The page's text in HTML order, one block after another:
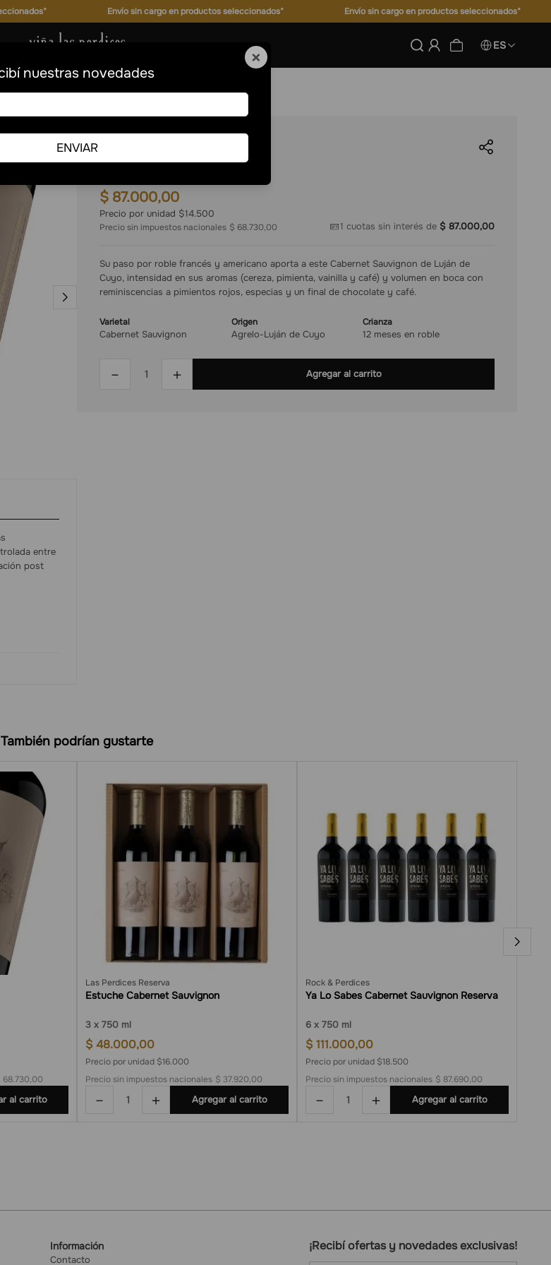
Envío sin cargo en productos seleccionados* Envío sin cargo en productos seleccionados*
ES
entre
post
Cabernet Sauvignon
$ 87.000,00
Precio por unidad $14.500
Precio sin impuestos nacionales $ 68.730,00 1 cuotas sin interés de $ 87.000,00
Su paso por roble francés y americano aporta a este Cabernet Sauvignon de Luján de
Cuyo, intensidad en sus aromas (cereza, pimienta, vainilla y café) y volumen en boca con
reminiscencias a pimientos rojos, especias y un final de chocolate y café.
Varietal
Cabernet Sauvignon
Origen
Agrelo-Luján de Cuyo
Crianza
12 meses en roble
＋
－ Agregar al carrito
También podrían gustarte
68.730,00
al carrito
Las Perdices Reserva
Estuche Cabernet Sauvignon
3 750 ml
$ 48.000,00
Precio por unidad $16.000
Precio sin impuestos nacionales $ 37.920,00
＋
－ Agregar al carrito
Rock & Perdices
Ya Lo Sabes Cabernet Sauvignon Reserva
6 750 ml
$ 111.000,00
Precio por unidad $18.500
Precio sin impuestos nacionales $ 87.690,00
＋
－ Agregar al carrito
Información
Contacto
¡Recibí ofertas y novedades exclusivas!
×
nuestras novedades
ENVIAR